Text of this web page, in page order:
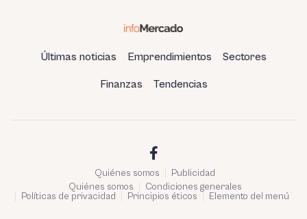
Últimas noticias Emprendimientos Sectores
Finanzas Tendencias
Quiénes somos
Publicidad
Quiénes somos
Condiciones generales
Políticas de privacidad
Principios éticos Elemento del menú